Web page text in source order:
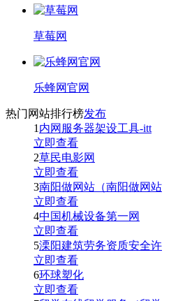
草莓网
乐蜂网官网
热门网站排行榜发布
1 内网服务器架设工具-itt
立即查看
2草民电影网
立即查看
3南阳做网站（南阳做网站
立即查看
4中国机械设备第一网
立即查看
5溧阳建筑劳务资质安全许
立即查看
6环球塑化
立即查看